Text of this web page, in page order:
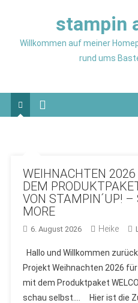
stampin
Willkommen auf meiner
rund ums
WEIHNACHTEN
DEM
VON STAMPIN´UP!
MORE
6. August 2026 Heike
Hallo und Willkommen
Projekt Weihnachten 2026
mit dem Produktpaket
schau selbst…. Hier ist die